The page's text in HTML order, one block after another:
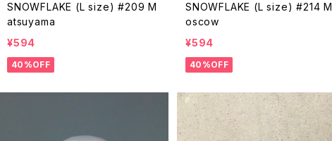
SNOWFLAKE (L size) #209 M
atsuyama
¥594
40%OFF
SNOWFLAKE (L size) #214 M
oscow
¥594
40%OFF